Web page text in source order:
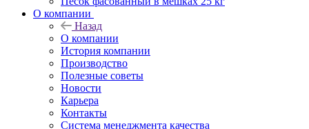
О компании
Назад
О компании
История компании
Производство
Полезные советы
Новости
Карьера
Контакты
Система менеджмента качества